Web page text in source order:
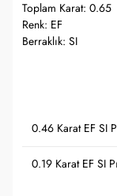
Toplam Karat: 0.65
Renk: EF
Berraklık: SI
0.46 Karat EF SI
0.19 Karat EF SI